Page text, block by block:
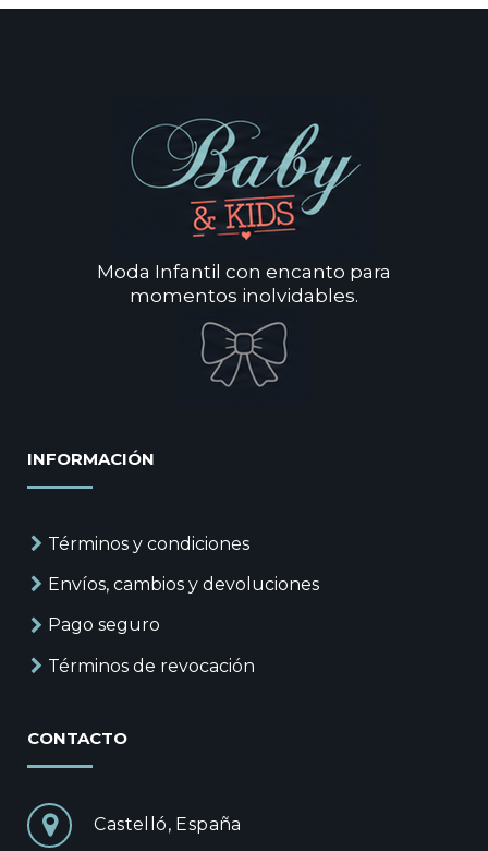
Moda Infantil con encanto para
momentos inolvidables.
INFORMACIÓN
Términos y condiciones
Envíos, cambios y devoluciones
Pago seguro
Términos de revocación
CONTACTO
Castelló, España